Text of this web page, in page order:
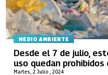
MEDIO AMBIENTE
Martes, 2 Julio , 2024
Desde el 7 de julio,
uso quedan prohibidos